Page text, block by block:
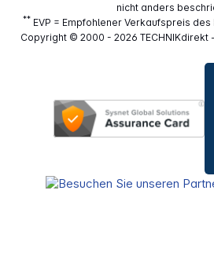
nicht anders
**EVP = Empfohlener Verkaufspreis
Copyright © 2000 - 2026 TECHNIKdirekt